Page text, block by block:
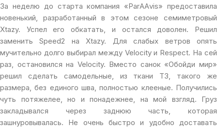
За неделю до старта компания «ParAAvis» предоставила
новенький, разработанный в этом сезоне семиметровый
Xtazy. Успел его обкатать, и остался доволен. Решил
заменить Speed2 на Xtazy. Для слабых ветров опять
мучительно долго выбирал между Velocity и Respect. На сей
раз, остановился на Velocity. Вместо санок «Обойди мир»
решил сделать самодельные, из ткани ТЗ, такого же
размера, без единого шва, полностью клееные. Получились
чуть потяжелее, но и понадежнее, на мой взгляд. Груз
закладывался через заднюю часть, которая
зашнуровывалась. Не очень быстро и удобно доставать